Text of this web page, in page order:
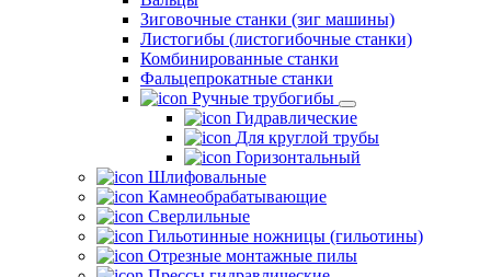
Зиговочные станки (зиг машины)
Листогибы (листогибочные станки)
Комбинированные станки
Фальцепрокатные станки
Ручные трубогибы
Гидравлические
Для круглой трубы
Горизонтальный
Шлифовальные
Камнеобрабатывающие
Сверлильные
Гильотинные ножницы (гильотины)
Отрезные монтажные пилы